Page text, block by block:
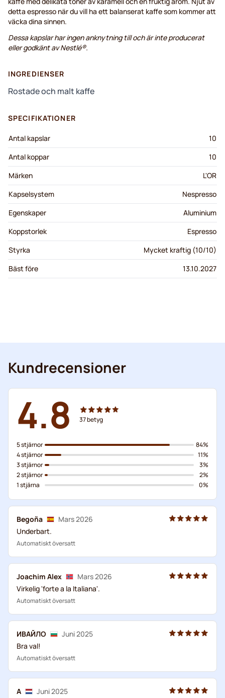
detta espresso när du vill ha ett balanserat kaffe som kommer att
väcka dina sinnen.
Dessa kapslar har ingen anknytning till och är inte producerat
eller godkänt av Nestlé®.
INGREDIENSER
Rostade och malt kaffe
SPECIFIKATIONER
Antal kapslar
10
Antal koppar
10
Märken
L'OR
Kapselsystem
Nespresso
Egenskaper
Aluminium
Koppstorlek
Espresso
Styrka
Mycket kraftig (10/10)
Bäst före
13.10.2027
Kundrecensioner
4.8 37betyg
5 stjärnor
4 stjärnor
3 stjärnor
2 stjärnor
1 stjärna
84%
11%
3%
2%
0%
Begoña
Mars 2026
Underbart.
Automatiskt översatt
Joachim Alex
Mars 2026
Virkelig 'forte a la Italiana'.
Automatiskt översatt
ИВАЙЛО
Juni 2025
Bra val!
Automatiskt översatt
A
Juni 2025